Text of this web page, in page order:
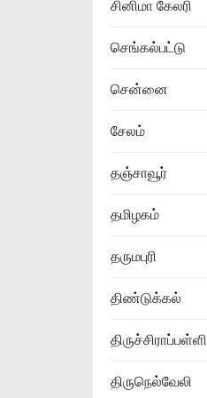
சினிமா கேலரி
செங்கல்பட்டு
சென்னை
சேலம்
தஞ்சாவூர்
தமிழகம்
தருமபுரி
திண்டுக்கல்
திருச்சிராப்பள்ளி
திருநெல்வேலி